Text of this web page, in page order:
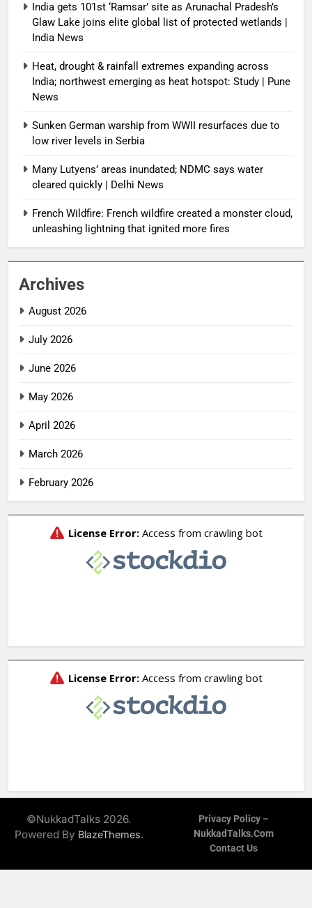
India gets 101st ‘Ramsar’ site as Arunachal Pradesh’s
Glaw Lake joins elite global list of protected wetlands |
India News
Heat, drought & rainfall extremes expanding across
India; northwest emerging as heat hotspot: Study | Pune
News
Sunken German warship from WWII resurfaces due to
low river levels in Serbia
Many Lutyens’ areas inundated; NDMC says water
cleared quickly | Delhi News
French Wildfire: French wildfire created a monster cloud,
unleashing lightning that ignited more fires
Archives
August 2026
July 2026
June 2026
May 2026
April 2026
March 2026
February 2026
©NukkadTalks 2026.
Powered By BlazeThemes.
Privacy Policy –
NukkadTalks.com
Contact Us